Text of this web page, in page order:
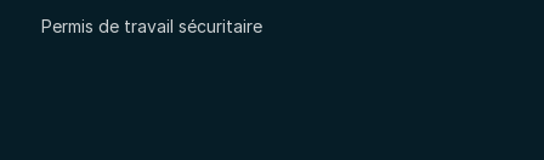
Permis de travail sécuritaire